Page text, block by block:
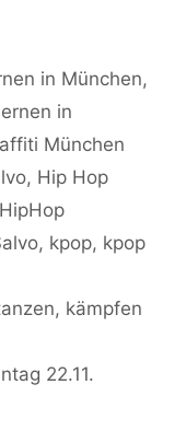
in München,
in
München
, Hip Hop
HipHop
, kpop, kpop
kämpfen
22.11.